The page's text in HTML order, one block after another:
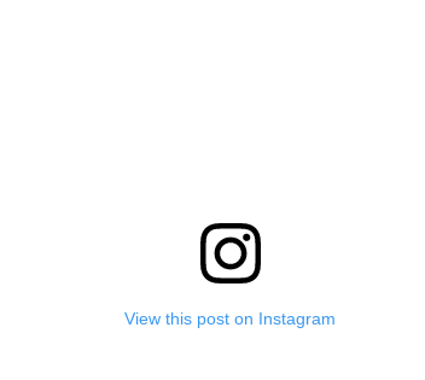
View this post on Instagram